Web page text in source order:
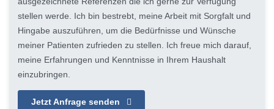
stellen werde. Ich bin bestrebt, meine Arbeit mit Sorgfalt und
Hingabe auszuführen, um die Bedürfnisse und Wünsche
meiner Patienten zufrieden zu stellen. Ich freue mich darauf,
meine Erfahrungen und Kenntnisse in Ihrem Haushalt
einzubringen.
Jetzt Anfrage senden